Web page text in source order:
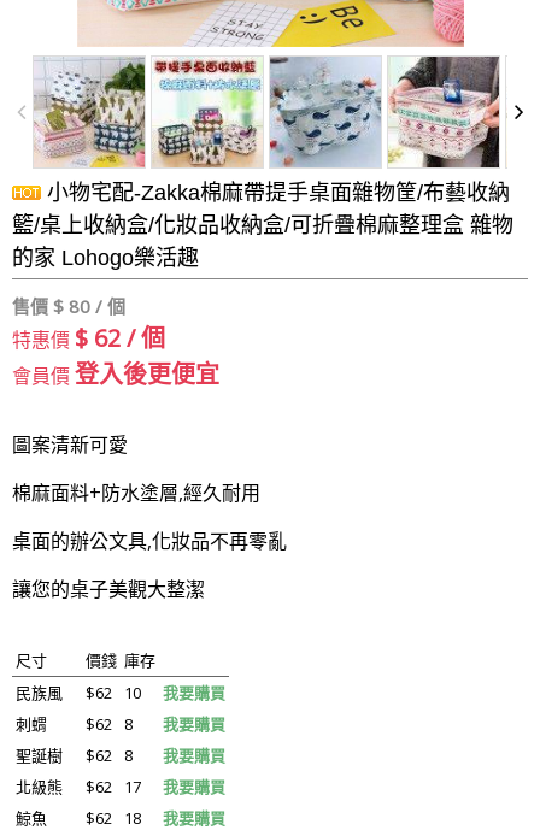
小物宅配-Zakka棉麻帶提手桌面雜物筐/布藝收納
籃/桌上收納盒/化妝品收納盒/可折疊棉麻整理盒 雜物
的家 Lohogo樂活趣
售價 $ 80 / 個
特惠價 $ 62 / 個
會員價登入後更便宜
圖案清新可愛
棉麻面料+防水塗層,經久耐用
桌面的辦公文具,化妝品不再零亂
讓您的桌子美觀大整潔
尺寸 價錢 庫存
民族風
$62 10
我要購買
刺蝟
$62 8
我要購買
聖誕樹
$62 8
我要購買
北級熊
$62 17
我要購買
鯨魚
$62 18
我要購買